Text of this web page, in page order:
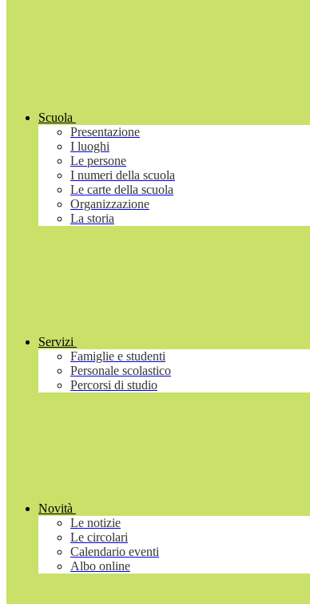
Scuola
Presentazione
I luoghi
Le persone
I numeri della scuola
Le carte della scuola
Organizzazione
La storia
Servizi
Famiglie e studenti
Personale scolastico
Percorsi di studio
Novità
Le notizie
Le circolari
Calendario eventi
Albo online